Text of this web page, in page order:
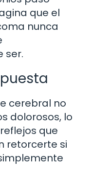
que el
nunca
ser.
cerebral no
dolorosos, lo
que
retorcerte si